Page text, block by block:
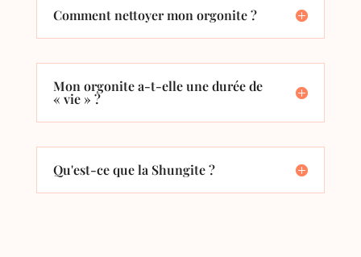
Comment nettoyer mon orgonite ?
Mon orgonite a-t-elle une durée de
« vie » ?
Qu'est-ce que la Shungite ?